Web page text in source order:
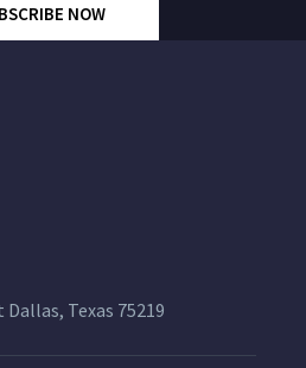
NOW
Texas 75219